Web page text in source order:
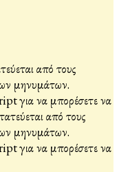
από τους
μηνυμάτων.
για να μπορέσετε να
από τους
μηνυμάτων.
για να μπορέσετε να